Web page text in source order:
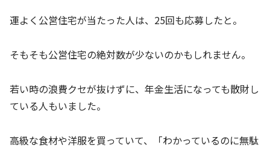
運よく公営住宅が当たった人は、25回も応募したと。
そもそも公営住宅の絶対数が少ないのかもしれません。
若い時の浪費クセが抜けずに、年金生活になっても散財し
ている人もいました。
高級な食材や洋服を買っていて、「わかっているのに無駄